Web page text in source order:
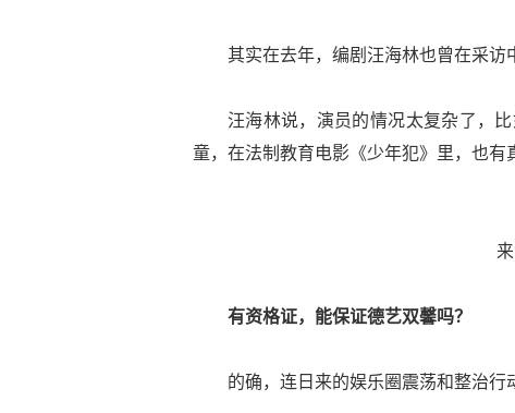
其实在去年，编剧汪海林也曾在采访
汪海林说，演员的情况太复杂了，
童，在法制教育电影《少年犯》里，也有
有资格证，能保证德艺双馨吗？
的确，连日来的娱乐圈震荡和整治行